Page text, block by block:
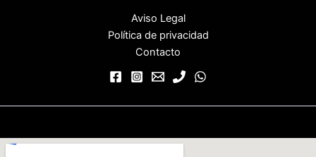
Aviso Legal
Política de privacidad
Contacto